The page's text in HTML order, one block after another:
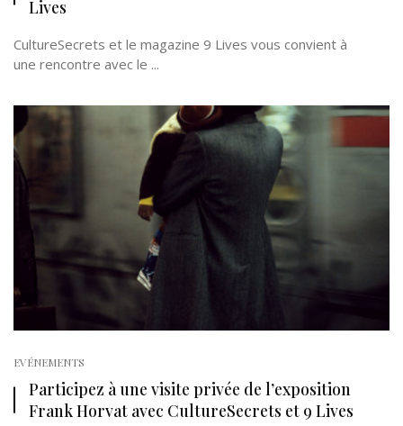
Lives
CultureSecrets et le magazine 9 Lives vous convient à
une rencontre avec le ...
EVÉNEMENTS
Participez à une visite privée de l’exposition
Frank Horvat avec CultureSecrets et 9 Lives